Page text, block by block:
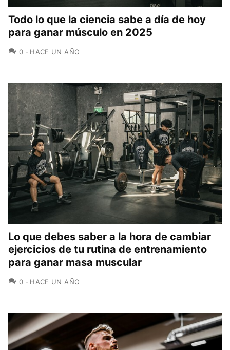
Todo lo que la ciencia sabe a día de hoy
para ganar músculo en 2025
0 COMENTARIOS
HACE UN AÑO
Lo que debes saber a la hora de cambiar
ejercicios de tu rutina de entrenamiento
para ganar masa muscular
0 COMENTARIOS
HACE UN AÑO